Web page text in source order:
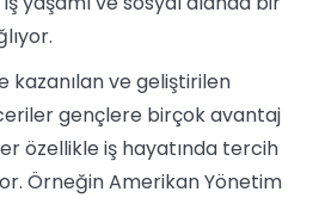
kazanılan ve geliştirilen
gençlere birçok avantaj
özellikle iş hayatında tercih
Örneğin Amerikan Yönetim